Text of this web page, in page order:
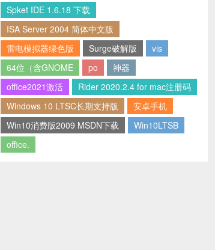
Spket IDE 1.6.18 下载
ISA Server 2004 简体中文版
雷电模拟器绿色版
Surge破解版
vis
64位（含GNOME
po
神器
office2021激活
Rider 2020.2.4 for mac注册码
Windows 10 LTSC长期支持版
安卓手机
Win10消费版2009 MSDN下载
Win10LTSB
office.